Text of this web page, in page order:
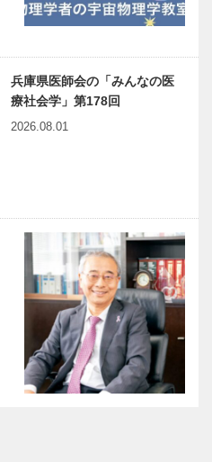
兵庫県医師会の「みんなの医
療社会学」第178回
2026.08.01